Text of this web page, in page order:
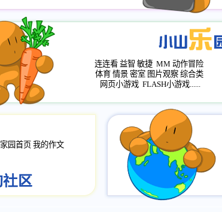
连连看 益智 敏捷 MM 动作冒险
体育 情景 密室 图片观察 综合类
网页小游戏 FLASH小游戏......
家园首页 我的作文